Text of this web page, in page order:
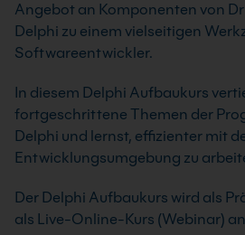
Angebot an Komponenten von
Delphi zu einem vielseitigen
Softwareentwickler.
In diesem Delphi Aufbaukurs
fortgeschrittene Themen der
Delphi und lernst, effizienter mit
Entwicklungsumgebung zu
Der Delphi Aufbaukurs wird als
als Live-Online-Kurs (Webinar)